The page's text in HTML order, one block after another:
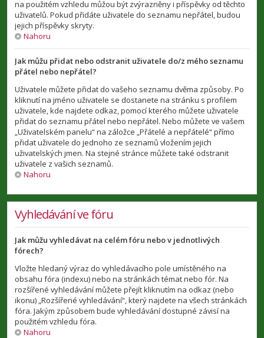
na použitém vzhledu můžou být zvýrazněny i příspěvky od těchto
uživatelů. Pokud přidáte uživatele do seznamu nepřátel, budou
jejich příspěvky skryty.
Nahoru
Jak můžu přidat nebo odstranit uživatele do/z mého seznamu
přátel nebo nepřátel?
Uživatele můžete přidat do vašeho seznamu dvěma způsoby. Po
kliknutí na jméno uživatele se dostanete na stránku s profilem
uživatele, kde najdete odkaz, pomocí kterého můžete uživatele
přidat do seznamu přátel nebo nepřátel. Nebo můžete ve vašem
„Uživatelském panelu“ na záložce „Přátelé a nepřátelé“ přímo
přidat uživatele do jednoho ze seznamů vložením jejich
uživatelských jmen. Na stejné stránce můžete také odstranit
uživatele z vašich seznamů.
Nahoru
Vyhledávání ve fóru
Jak můžu vyhledávat na celém fóru nebo v jednotlivých
fórech?
Vložte hledaný výraz do vyhledávacího pole umístěného na
obsahu fóra (indexu) nebo na stránkách témat nebo fór. Na
rozšířené vyhledávání můžete přejít kliknutím na odkaz (nebo
ikonu) „Rozšířené vyhledávání“, který najdete na všech stránkách
fóra. Jakým způsobem bude vyhledávání dostupné závisí na
použitém vzhledu fóra.
Nahoru